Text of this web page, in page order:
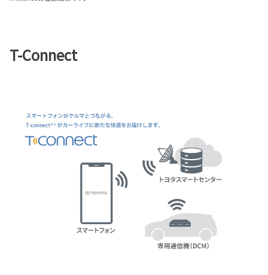
T-Connect